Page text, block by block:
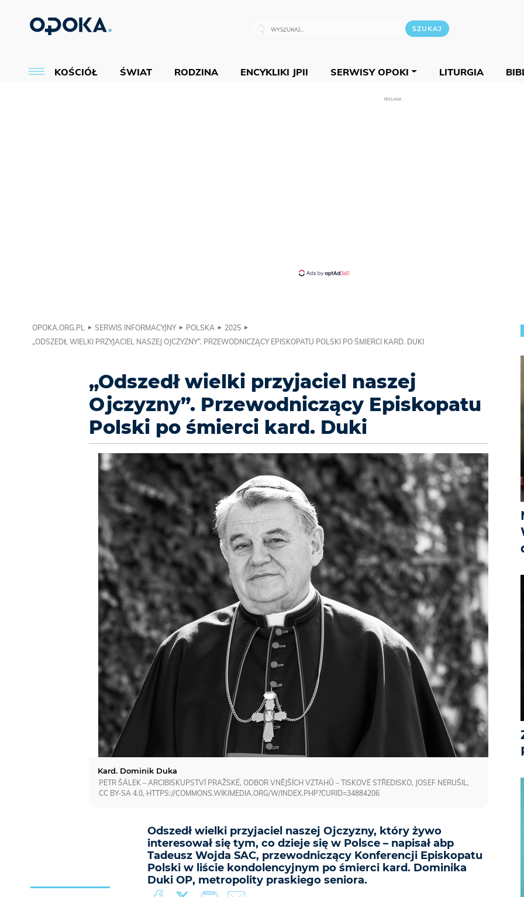
KOŚCIÓŁ ŚWIAT RODZINA ENCYKLIKI JPII SERWISY OPOKI LITURGIA
REKLAMA
OPOKA.ORG.PL SERWIS INFORMACYJNY POLSKA
2025
„ODSZEDŁ WIELKI PRZYJACIEL NASZEJ OJCZYZNY”. PRZEWODNICZĄCY EPISKOPATU POLSKI PO ŚMIERCI KARD. DUKI
„Odszedł wielki przyjaciel naszej
Ojczyzny”. Przewodniczący Episkopatu
Polski po śmierci kard. Duki
Odszedł wielki przyjaciel naszej Ojczyzny, który żywo
interesował się tym, co dzieje się w Polsce – napisał abp
Tadeusz Wojda SAC, przewodniczący Konferencji Episkopatu
Polski w liście kondolencyjnym po śmierci kard. Dominika
Duki OP, metropolity praskiego seniora.
Kard. Dominik Duka
PETR ŠÁLEK – ARCIBISKUPSTVÍ PRAŽSKÉ, ODBOR VNĚJŠÍCH VZTAHŮ – TISKOVÉ STŘEDISKO, JOSEF NERUŠIL,
CC BY-SA 4.0, HTTPS://COMMONS.WIKIMEDIA.ORG/W/INDEX.PHP?CURID=34884206